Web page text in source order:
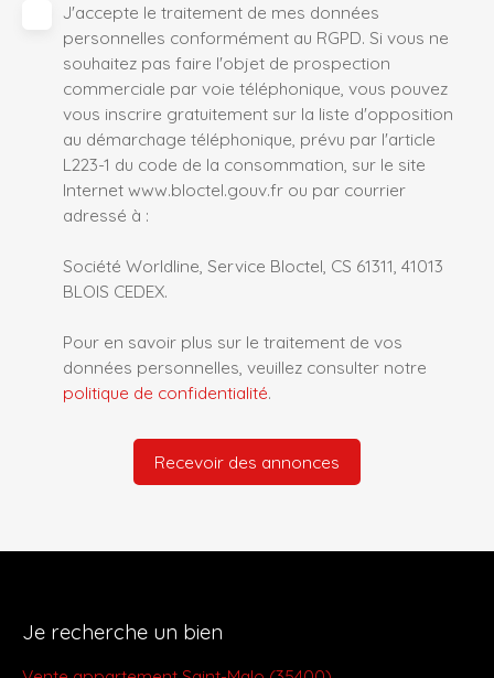
J'accepte le traitement de mes données
personnelles conformément au RGPD. Si vous ne
souhaitez pas faire l'objet de prospection
commerciale par voie téléphonique, vous pouvez
vous inscrire gratuitement sur la liste d'opposition
au démarchage téléphonique, prévu par l'article
L223-1 du code de la consommation, sur le site
Internet www.bloctel.gouv.fr ou par courrier
adressé à :
Société Worldline, Service Bloctel, CS 61311, 41013
BLOIS CEDEX.
Pour en savoir plus sur le traitement de vos
données personnelles, veuillez consulter notre
politique de confidentialité.
Recevoir des annonces
Je recherche un bien